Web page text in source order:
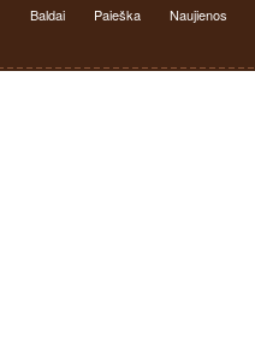
Baldai Paieška Naujienos